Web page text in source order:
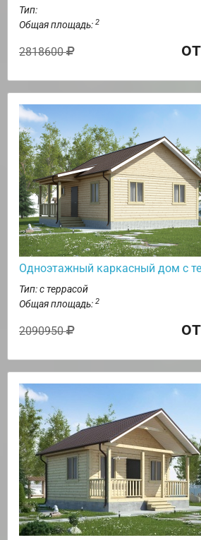
Тип:
Общая площадь: 2
2818600
Одноэтажный каркасный дом с
Тип: с террасой
Общая площадь: 2
2090950